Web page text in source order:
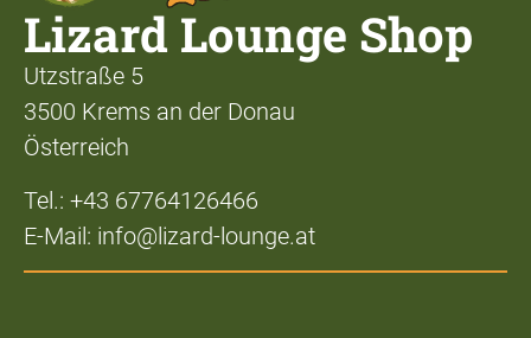
Lizard Lounge Shop
Utzstraße 5
3500 Krems an der Donau
Österreich
Tel.: +43 67764126466
E-Mail: info@lizard-lounge.at